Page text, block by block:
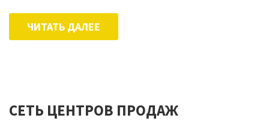
ЧИТАТЬ ДАЛЕЕ
СЕТЬ ЦЕНТРОВ ПРОДАЖ